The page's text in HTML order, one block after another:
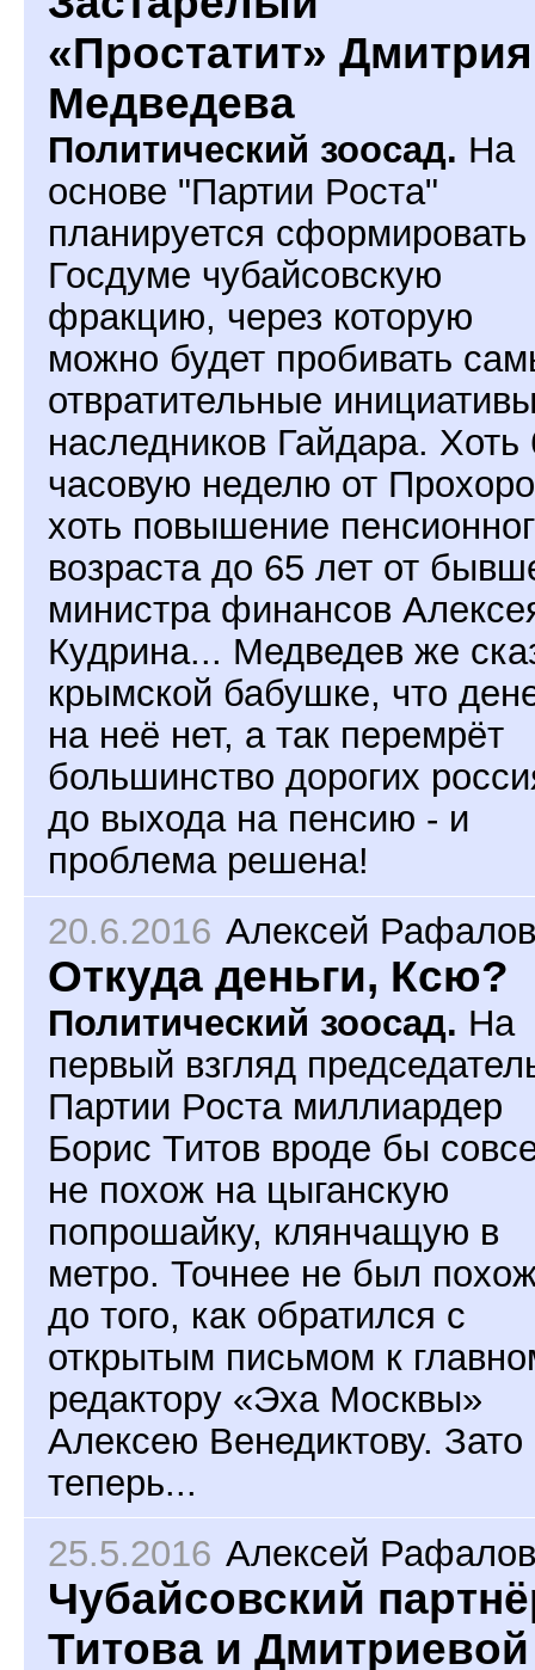
«Простатит» Дмитрия
Медведева
Политический зоосад. На
основе "Партии Роста"
планируется сформировать
Госдуме чубайсовскую
фракцию, через которую
можно будет пробивать
отвратительные
наследников Гайдара. Хоть
часовую неделю от
хоть повышение
возраста до 65 лет от
министра финансов
Кудрина... Медведев же
крымской бабушке, что
на неё нет, а так перемрёт
большинство дорогих
до выхода на пенсию - и
проблема решена!
20.6.2016 Алексей
Откуда деньги, Ксю?
Политический зоосад. На
первый взгляд
Партии Роста миллиардер
Борис Титов вроде бы
не похож на цыганскую
попрошайку, клянчащую в
метро. Точнее не был
до того, как обратился с
открытым письмом к
редактору «Эха Москвы»
Алексею Венедиктову. Зато
теперь...
25.5.2016 Алексей
Чубайсовский
Титова и Дмитриевой